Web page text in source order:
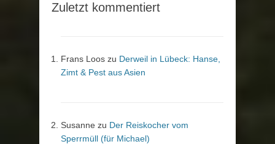
Zuletzt kommentiert
Frans Loos zu Derweil in Lübeck: Hanse,
Zimt & Pest aus Asien
Susanne zu Der Reiskocher vom
Sperrmüll (für Michael)